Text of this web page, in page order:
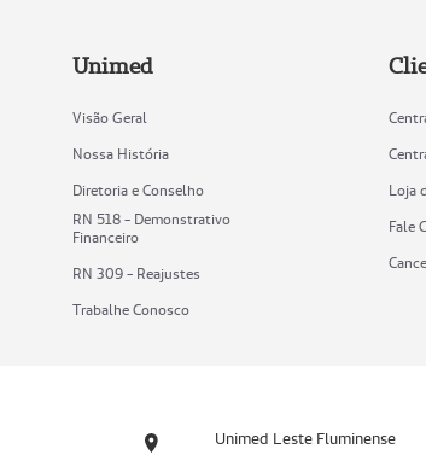
Unimed
Visão Geral
Nossa História
Diretoria e Conselho
RN 518 - Demonstrativo
Financeiro
RN 309 - Reajustes
Trabalhe Conosco
Loja
Fale
Unimed Leste Fluminense